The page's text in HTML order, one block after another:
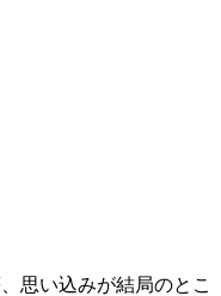
思い込みが結局のとこ